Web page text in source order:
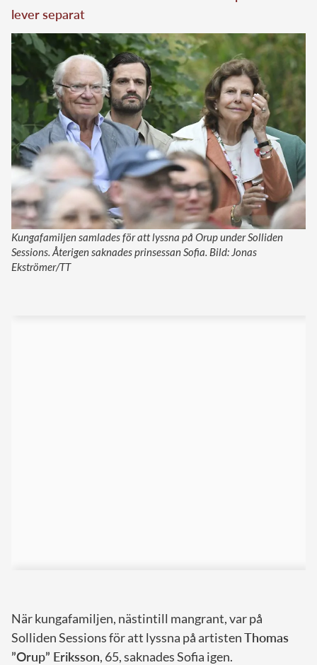
lever separat
Kungafamiljen samlades för att lyssna på Orup under Solliden
Sessions. Återigen saknades prinsessan Sofia. Bild: Jonas
Ekströmer/TT
När kungafamiljen, nästintill mangrant, var på
Solliden Sessions för att lyssna på artistenThomas
”Orup” Eriksson, 65, saknades Sofia igen.